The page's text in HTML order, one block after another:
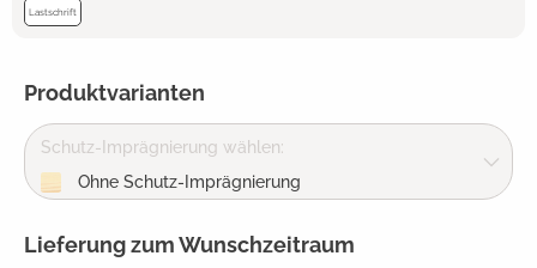
Lastschrift
Produktvarianten
Schutz-Imprägnierung wählen:
Ohne Schutz-Imprägnierung
Lieferung zum Wunschzeitraum